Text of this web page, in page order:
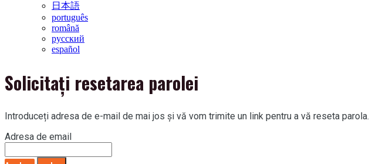
日本語
português
română
русский
español
Solicitați resetarea parolei
Introduceți adresa de e-mail de mai jos și vă vom trimite un link pentru a vă reseta parola.
Adresa de email